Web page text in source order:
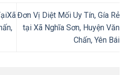
Đơn Vị Diệt Mối Uy Tín, Gía Rẻ
tại Xã Nghĩa Sơn, Huyện Văn
Chấn, Yên Bái